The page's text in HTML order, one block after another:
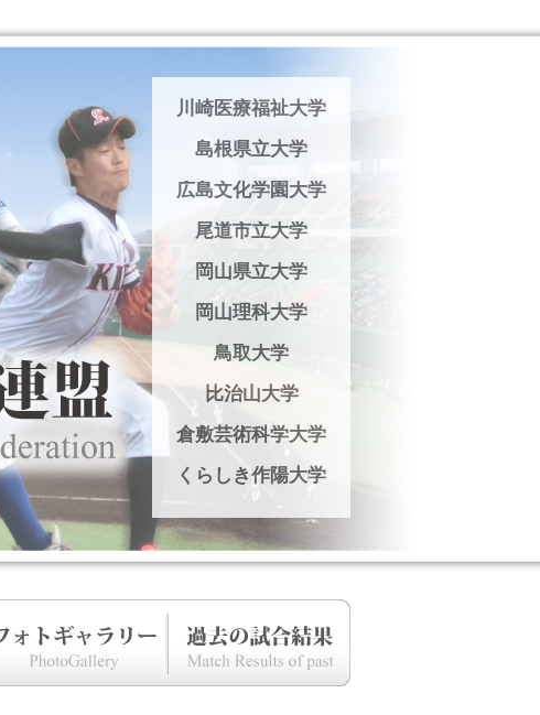
川崎医療福祉大学
島根県立大学
広島文化学園大学
尾道市立大学
岡山県立大学
岡山理科大学
鳥取大学
比治山大学
倉敷芸術科学大学
くらしき作陽大学